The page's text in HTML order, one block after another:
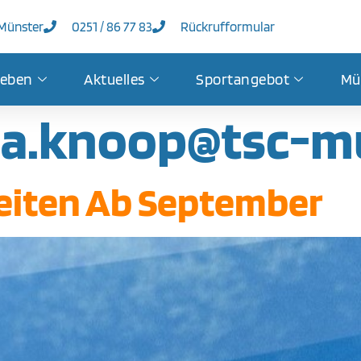
0251 / 86 77 83 Rückrufformular
Aktuelles Sportangebot
Ab September